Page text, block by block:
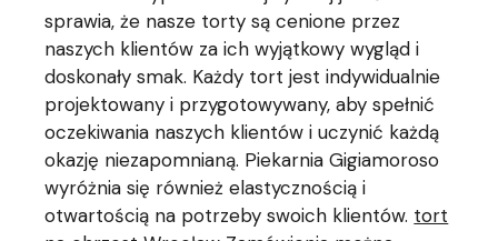
sprawia, że nasze torty są cenione przez
naszych klientów za ich wyjątkowy wygląd i
doskonały smak. Każdy tort jest indywidualnie
projektowany i przygotowywany, aby spełnić
oczekiwania naszych klientów i uczynić każdą
okazję niezapomnianą. Piekarnia Gigiamoroso
wyróżnia się również elastycznością i
otwartością na potrzeby swoich klientów. tort